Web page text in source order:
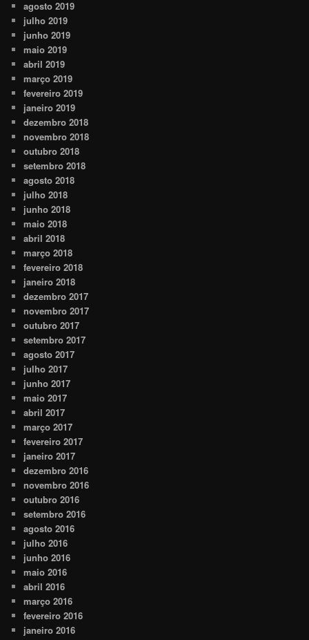
agosto 2019
julho 2019
junho 2019
maio 2019
abril 2019
março 2019
fevereiro 2019
janeiro 2019
dezembro 2018
novembro 2018
outubro 2018
setembro 2018
agosto 2018
julho 2018
junho 2018
maio 2018
abril 2018
março 2018
fevereiro 2018
janeiro 2018
dezembro 2017
novembro 2017
outubro 2017
setembro 2017
agosto 2017
julho 2017
junho 2017
maio 2017
abril 2017
março 2017
fevereiro 2017
janeiro 2017
dezembro 2016
novembro 2016
outubro 2016
setembro 2016
agosto 2016
julho 2016
junho 2016
maio 2016
abril 2016
março 2016
fevereiro 2016
janeiro 2016